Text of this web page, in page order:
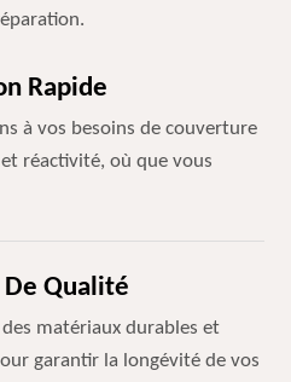
Rapide
à vos besoins de couverture
réactivité, où que vous
Qualité
matériaux durables et
garantir la longévité de vos